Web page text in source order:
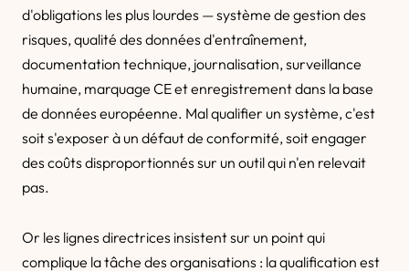
d'obligations les plus lourdes — système de gestion des
risques, qualité des données d'entraînement,
documentation technique, journalisation, surveillance
humaine, marquage CE et enregistrement dans la base
de données européenne. Mal qualifier un système, c'est
soit s'exposer à un défaut de conformité, soit engager
des coûts disproportionnés sur un outil qui n'en relevait
pas.
Or les lignes directrices insistent sur un point qui
complique la tâche des organisations : la qualification est